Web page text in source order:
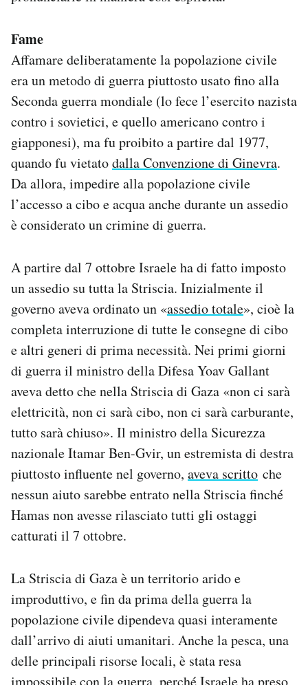
Fame
Affamare deliberatamente la popolazione civile
era un metodo di guerra piuttosto usato fino alla
Seconda guerra mondiale (lo fece l’esercito nazista
contro i sovietici, e quello americano contro i
giapponesi), ma fu proibito a partire dal 1977,
quando fu vietatodalla Convenzione di Ginevra.
Da allora, impedire alla popolazione civile
l’accesso a cibo e acqua anche durante un assedio
è considerato un crimine di guerra.
A partire dal 7 ottobre Israele ha di fatto imposto
un assedio su tutta la Striscia. Inizialmente il
governo aveva ordinato un «assedio totale», cioè la
completa interruzione di tutte le consegne di cibo
e altri generi di prima necessità. Nei primi giorni
di guerra il ministro della Difesa Yoav Gallant
aveva detto che nella Striscia di Gaza «non ci sarà
elettricità, non ci sarà cibo, non ci sarà carburante,
tutto sarà chiuso». Il ministro della Sicurezza
nazionale Itamar Ben-Gvir, un estremista di destra
piuttosto influente nel governo, aveva scritto che
nessun aiuto sarebbe entrato nella Striscia finché
Hamas non avesse rilasciato tutti gli ostaggi
catturati il 7 ottobre.
La Striscia di Gaza è un territorio arido e
improduttivo, e fin da prima della guerra la
popolazione civile dipendeva quasi interamente
dall’arrivo di aiuti umanitari. Anche la pesca, una
delle principali risorse locali, è stata resa
impossibile con la guerra, perché Israele ha preso